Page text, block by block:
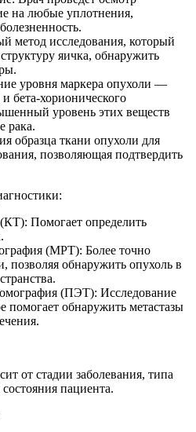
на любые уплотнения,
метод исследования, который
яичка, обнаружить
уровня маркера опухоли —
бета-хорионического
уровень этих веществ
рака.
образца ткани опухоли для
позволяющая подтвердить
Помогает определить
(МРТ): Более точно
позволяя обнаружить опухоль в
(ПЭТ): Исследование
помогает обнаружить метастазы
от стадии заболевания, типа
пациента.